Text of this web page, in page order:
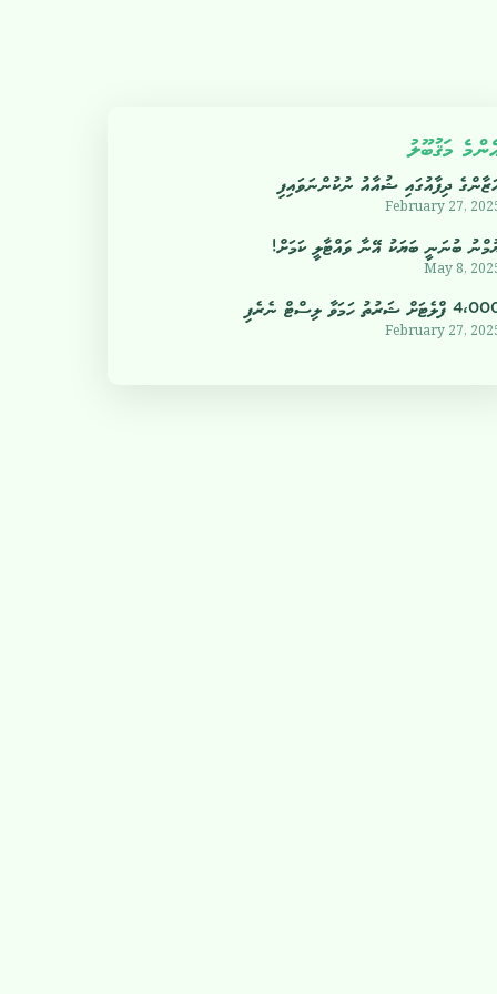
މަޤުބޫލު
ދިފާއުގައި ޝުއާއު ނުކުންނަވައިފި
February 27,
ބުނަނީ ބަޔަކު އޭނާ ވައްޓާލީ ކަމަށް!
May 8,
ފްލެޓަށް ޝަރުތު ހަމަވާ ލިސްޓް ނެރެފި
February 27,